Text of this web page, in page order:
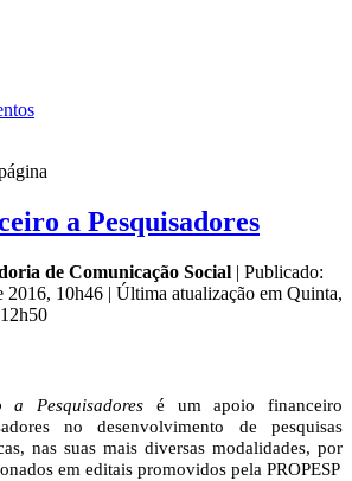
a Pesquisadores
de Comunicação Social | Publicado:
2016, 10h46 | Última atualização em Quinta,
a Pesquisadores é um apoio financeiro
no desenvolvimento de pesquisas
nas suas mais diversas modalidades, por
em editais promovidos pela PROPESP